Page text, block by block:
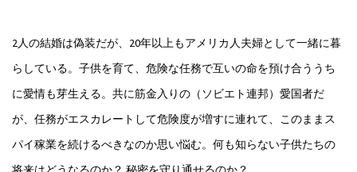
2人の結婚は偽装だが、20年以上もアメリカ人夫婦として一緒に暮
らしている。子供を育て、危険な任務で互いの命を預け合ううち
に愛情も芽生える。共に筋金入りの（ソビエト連邦）愛国者だ
が、任務がエスカレートして危険度が増すに連れて、このままス
パイ稼業を続けるべきなのか思い悩む。何も知らない子供たちの